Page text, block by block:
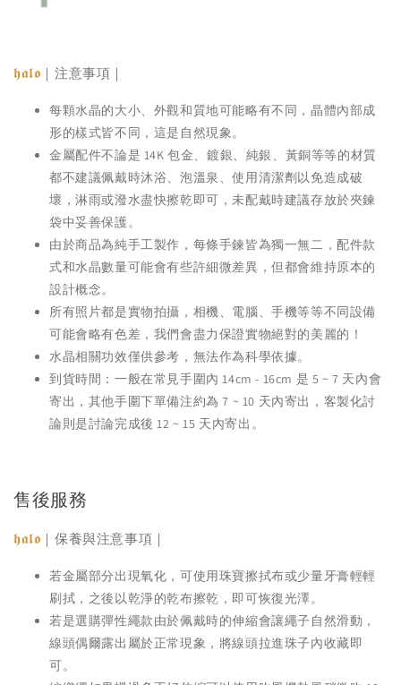
𝖍𝖆𝖑𝖔 ｜注意事項｜
每顆水晶的大小、外觀和質地可能略有不同，晶體內部成
形的樣式皆不同，這是自然現象。
金屬配件不論是 14K 包金、鍍銀、純銀、黃銅等等的材質
都不建議佩戴時沐浴、泡溫泉、使用清潔劑以免造成破
壞，淋雨或潑水盡快擦乾即可，未配戴時建議存放於夾鍊
袋中妥善保護。
由於商品為純手工製作，每條手鍊皆為獨一無二，配件款
式和水晶數量可能會有些許細微差異，但都會維持原本的
設計概念。
所有照片都是實物拍攝，相機、電腦、手機等等不同設備
可能會略有色差，我們會盡力保證實物絕對的美麗的！
水晶相關功效僅供參考，無法作為科學依據。
到貨時間：一般在常見手圍內 14cm - 16cm 是 5 ~ 7 天內會
寄出，其他手圍下單備注約為 7 ~ 10 天內寄出，客製化討
論則是討論完成後 12 ~ 15 天內寄出。
售後服務
𝖍𝖆𝖑𝖔 ｜保養與注意事項｜
若金屬部分出現氧化，可使用珠寶擦拭布或少量牙膏輕輕
刷拭，之後以乾淨的乾布擦乾，即可恢復光澤。
若是選購彈性繩款由於佩戴時的伸縮會讓繩子自然滑動，
線頭偶爾露出屬於正常現象，將線頭拉進珠子內收藏即
可。